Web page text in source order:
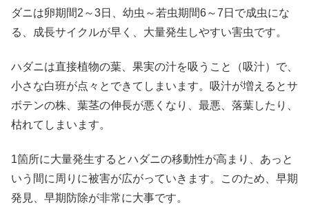
ダニは卵期間2～3日、幼虫～若虫期間6～7日で成虫にな
る、成長サイクルが早く、大量発生しやすい害虫です。
ハダニは直接植物の葉、果実の汁を吸うこと（吸汁）で、
小さな白班が点々とできてしまいます。吸汁が増えるとサ
ボテンの株、葉茎の伸長が悪くなり、最悪、落葉したり、
枯れてしまいます。
1箇所に大量発生するとハダニの移動性が高まり、あっと
いう間に周りに被害が広がっていきます。このため、早期
発見、早期防除が非常に大事です。